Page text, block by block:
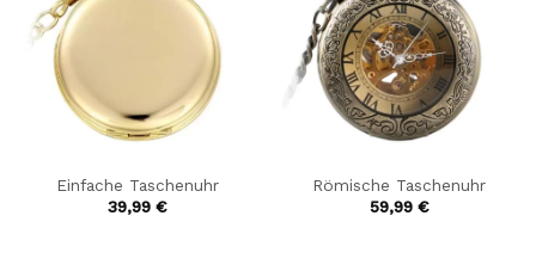
Einfache Taschenuhr
39,99 €
Römische Taschenuhr
59,99 €